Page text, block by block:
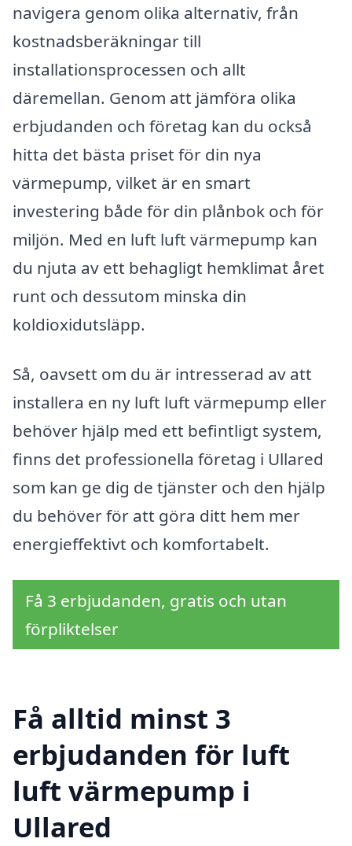
navigera genom olika alternativ, från
kostnadsberäkningar till
installationsprocessen och allt
däremellan. Genom att jämföra olika
erbjudanden och företag kan du också
hitta det bästa priset för din nya
värmepump, vilket är en smart
investering både för din plånbok och för
miljön. Med en luft luft värmepump kan
du njuta av ett behagligt hemklimat året
runt och dessutom minska din
koldioxidutsläpp.
Så, oavsett om du är intresserad av att
installera en ny luft luft värmepump eller
behöver hjälp med ett befintligt system,
finns det professionella företag i Ullared
som kan ge dig de tjänster och den hjälp
du behöver för att göra ditt hem mer
energieffektivt och komfortabelt.
Få 3 erbjudanden, gratis och utan
förpliktelser
Få alltid minst 3
erbjudanden för luft
luft värmepump i
Ullared